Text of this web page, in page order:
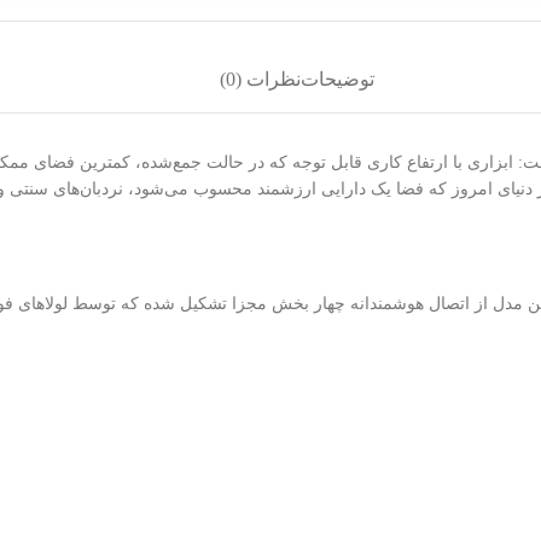
توضیحاتنظرات (0)
با ارتفاع کاری قابل توجه که در حالت جمع‌شده، کمترین فضای
امروز که فضا یک دارایی ارزشمند محسوب می‌شود، نردبان‌های سنتی
مدل از اتصال هوشمندانه چهار بخش مجزا تشکیل شده که توسط لولاهای